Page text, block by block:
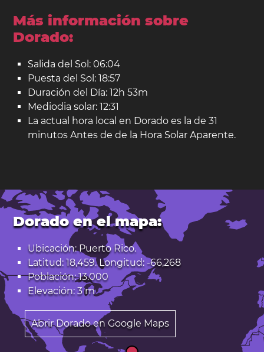
Más información sobre
Dorado:
Salida del Sol: 06:04
Puesta del Sol: 18:57
Duración del Día: 12h 53m
Mediodia solar: 12:31
La actual hora local en Dorado es la de 31
minutos Antes de de la Hora Solar Aparente.
Dorado en el mapa:
Ubicación: Puerto Rico.
Latitud: 18,459. Longitud: -66,268
Población: 13.000
Elevación: 3 m
Abrir Dorado en Google Maps